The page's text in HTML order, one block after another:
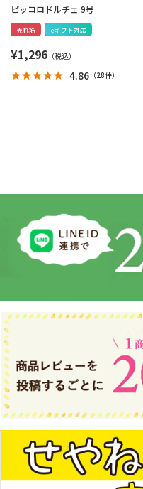
ピッコロドルチェ 9号
売れ筋 eギフト対応
¥1,296
4.86 （28件）